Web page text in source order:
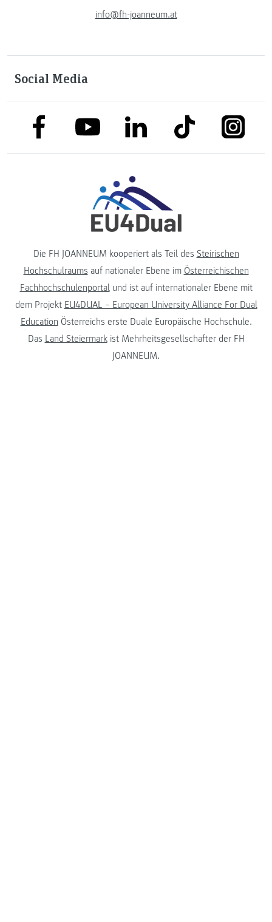
info@fh-joanneum.at
Social Media
link to facebooklink to youtubelink to linkedinlink to tiktok
Die FH JOANNEUM kooperiert als Teil des Steirischen
Hochschulraums auf nationaler Ebene im Österreichischen
Fachhochschulenportalund ist auf internationaler Ebene mit
dem Projekt EU4DUAL – European University Alliance For Dual
Education Österreichs erste Duale Europäische Hochschule.
Das Land Steiermarkist Mehrheitsgesellschafter der FH
JOANNEUM.